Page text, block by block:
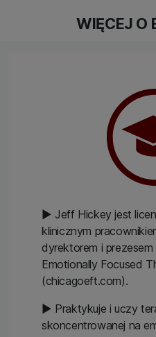
WIĘCEJ O
▶ Jeff Hickey jest
klinicznym
dyrektorem i
Emotionally Focused
(chicagoeft.com).
▶ Praktykuje i uczy
skoncentrowanej na